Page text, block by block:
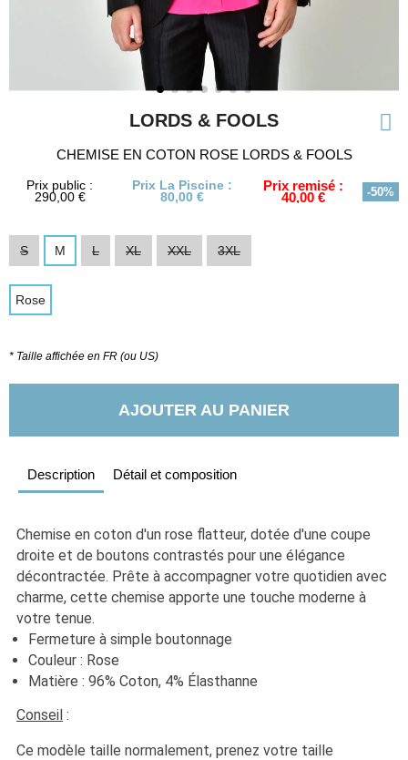
LORDS & FOOLS
CHEMISE EN COTON ROSE LORDS & FOOLS
Prix public :
290,00 €
Prix La Piscine :
80,00 €
Prix remisé :
40,00 € -50%
S M L XL XXL 3XL
Rose
* Taille affichée en FR (ou US)
AJOUTER AU PANIER
Description Détail et composition
Chemise en coton d'un rose flatteur, dotée d'une coupe
droite et de boutons contrastés pour une élégance
décontractée. Prête à accompagner votre quotidien avec
charme, cette chemise apporte une touche moderne à
votre tenue.
Fermeture à simple boutonnage
Couleur : Rose
Matière : 96% Coton, 4% Élasthanne
Conseil :
Ce modèle taille normalement, prenez votre taille